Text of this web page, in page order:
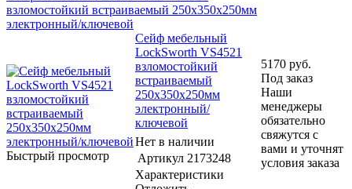
взломостойкий встраиваемый 250x350x250мм
электронный/ключевой
Быстрый просмотр
Сейф мебельный
LockSworth VS4521
взломостойкий
встраиваемый
250x350x250мм
электронный/
ключевой
Нет в наличии
Артикул 2173248
Характеристики
5170 руб.
Под заказ
Наши
менеджеры
обязательно
свяжутся с
вами и уточнят
условия заказа